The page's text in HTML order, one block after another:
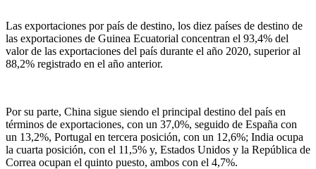
Las exportaciones por país de destino, los diez países de destino de
las exportaciones de Guinea Ecuatorial concentran el 93,4% del
valor de las exportaciones del país durante el año 2020, superior al
88,2% registrado en el año anterior.
Por su parte, China sigue siendo el principal destino del país en
términos de exportaciones, con un 37,0%, seguido de España con
un 13,2%, Portugal en tercera posición, con un 12,6%; India ocupa
la cuarta posición, con el 11,5% y, Estados Unidos y la República de
Correa ocupan el quinto puesto, ambos con el 4,7%.